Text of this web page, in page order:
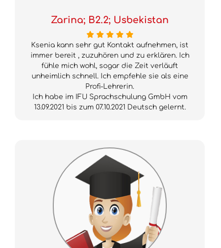
Zarina; B2.2; Usbekistan
Ksenia kann sehr gut Kontakt aufnehmen, ist
immer bereit , zuzuhören und zu erklären. Ich
fühle mich wohl, sogar die Zeit verläuft
unheimlich schnell. Ich empfehle sie als eine
Profi-Lehrerin.
Ich habe im IFU Sprachschulung GmbH vom
13.09.2021 bis zum 07.10.2021 Deutsch gelernt.